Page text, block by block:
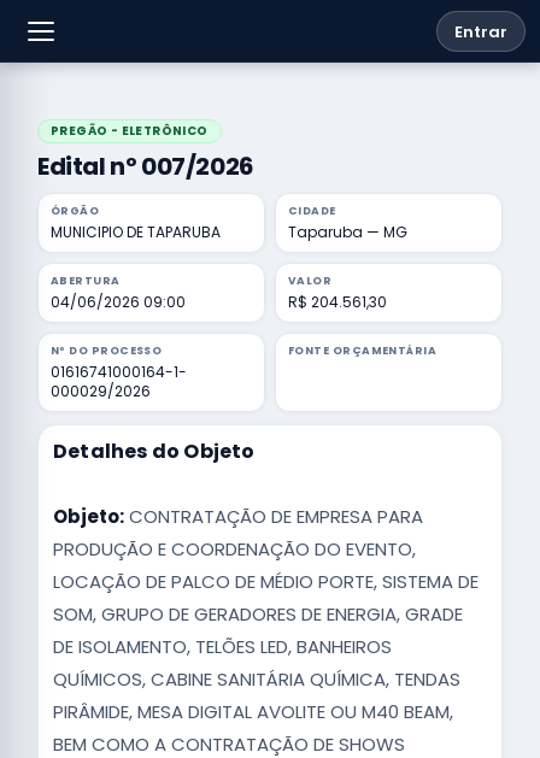
Entrar
PREGÃO - ELETRÔNICO
Edital nº 007/2026
ÓRGÃO
MUNICIPIO DE TAPARUBA
CIDADE
Taparuba — MG
ABERTURA
04/06/2026 09:00
VALOR
R$ 204.561,30
Nº DO PROCESSO
01616741000164-1-
000029/2026
FONTE ORÇAMENTÁRIA
Detalhes do Objeto
Objeto:CONTRATAÇÃO DE EMPRESA PARA
PRODUÇÃO E COORDENAÇÃO DO EVENTO,
LOCAÇÃO DE PALCO DE MÉDIO PORTE, SISTEMA DE
SOM, GRUPO DE GERADORES DE ENERGIA, GRADE
DE ISOLAMENTO, TELÕES LED, BANHEIROS
QUÍMICOS, CABINE SANITÁRIA QUÍMICA, TENDAS
PIRÂMIDE, MESA DIGITAL AVOLITE OU M40 BEAM,
BEM COMO A CONTRATAÇÃO DE SHOWS